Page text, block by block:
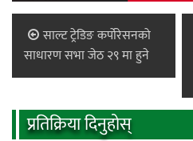
साल्ट ट्रेडिङ कर्पोरेसनको
साधारण सभा जेठ २९ मा हुने
प्रतिक्रिया दिनुहोस्